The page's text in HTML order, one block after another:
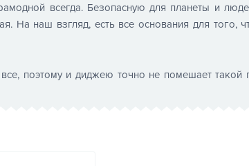
всегда. Безопасную для планеты и
На наш взгляд, есть все основания для того,
поэтому и диджею точно не помешает такой